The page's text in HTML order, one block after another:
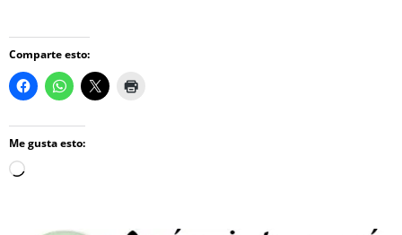
Comparte esto:
Me gusta esto:
Loading…